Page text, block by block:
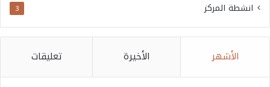
انشطة المركز 3
الأشهر الأخيرة تعليقات